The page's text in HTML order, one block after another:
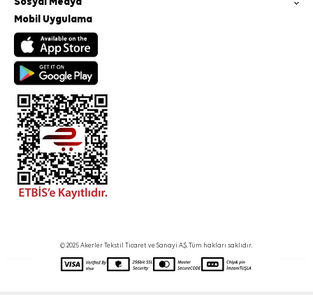
Mobil Uygulama
© 2025 Akerler Tekstil Ticaret ve Sanayi A.Ş. Tüm hakları saklıdır.